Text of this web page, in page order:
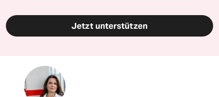
Jetzt unterstützen